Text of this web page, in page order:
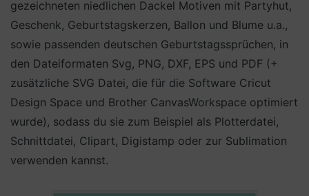
gezeichneten niedlichen Dackel Motiven mit Partyhut,
Geschenk, Geburtstagskerzen, Ballon und Blume u.a.,
sowie passenden deutschen Geburtstagssprüchen, in
den Dateiformaten Svg, PNG, DXF, EPS und PDF (+
zusätzliche SVG Datei, die für die Software Cricut
Design Space und Brother CanvasWorkspace optimiert
wurde), sodass du sie zum Beispiel als Plotterdatei,
Schnittdatei, Clipart, Digistamp oder zur Sublimation
verwenden kannst.